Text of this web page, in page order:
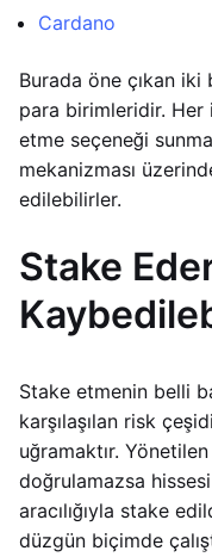
Cardano
Burada öne çıkan iki
para birimleridir.
etme seçeneği
mekanizması
edilebilirler.
Stake
Stake etmenin belli
karşılaşılan risk
uğramaktır.
doğrulamazsa
aracılığıyla stake
düzgün biçimde